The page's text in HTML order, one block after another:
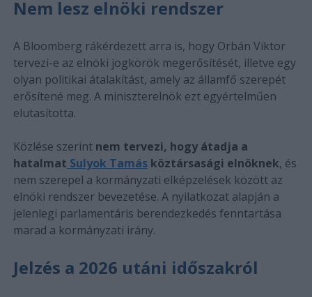
Nem lesz elnöki rendszer
A Bloomberg rákérdezett arra is, hogy Orbán Viktor
tervezi-e az elnöki jogkörök megerősítését, illetve egy
olyan politikai átalakítást, amely az államfő szerepét
erősítené meg. A miniszterelnök ezt egyértelműen
elutasította.
Közlése szerint nem tervezi, hogy átadja a
hatalmat Sulyok Tamásköztársasági elnöknek, és
nem szerepel a kormányzati elképzelések között az
elnöki rendszer bevezetése. A nyilatkozat alapján a
jelenlegi parlamentáris berendezkedés fenntartása
marad a kormányzati irány.
Jelzés a 2026 utáni időszakról